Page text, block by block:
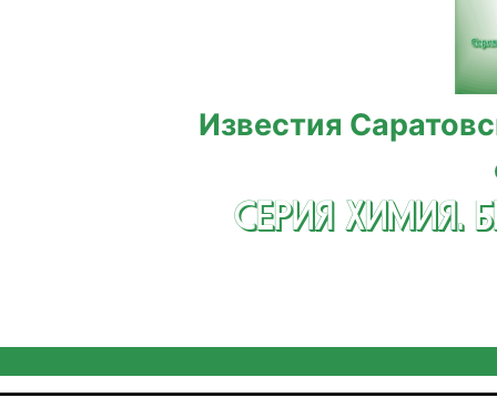
Известия
СЕРИЯ ХИМИЯ.